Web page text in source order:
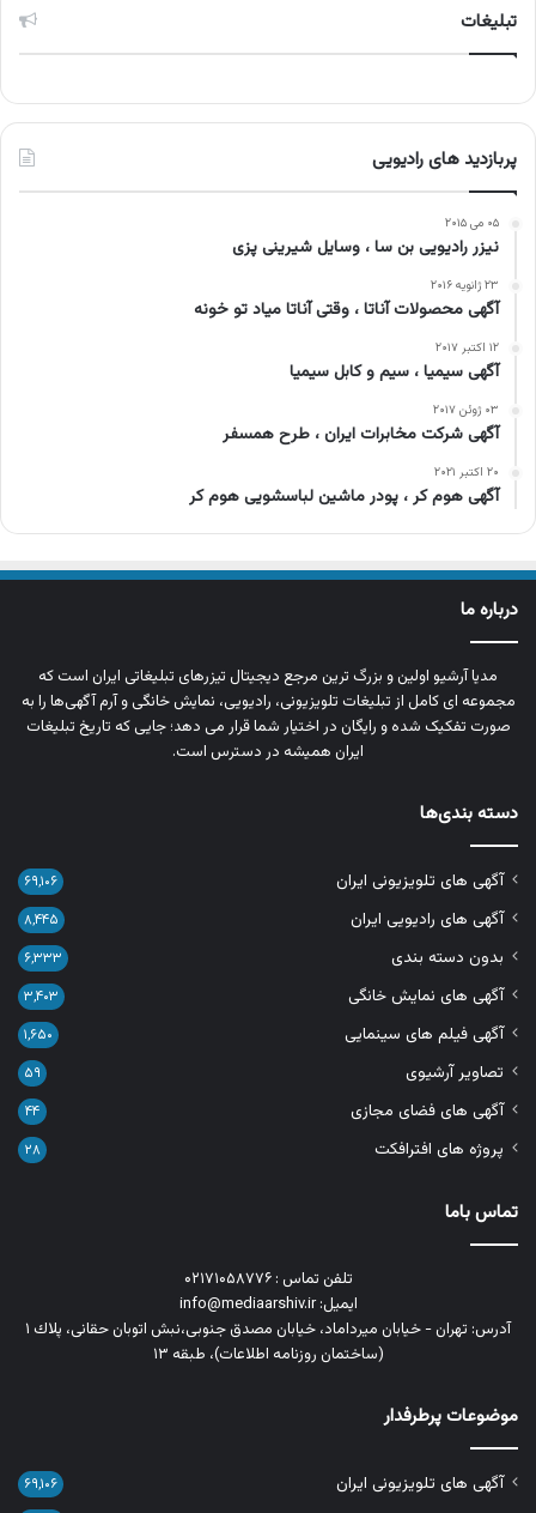
تبلیغات
پربازدید های رادیویی
۰۵ می ۲۰۱۵
نیزر رادیویی بن سا ، وسایل شیرینی پزی
۲۳ ژانویه ۲۰۱۶
آگهی محصولات آناتا ، وقتی آناتا میاد تو خونه
۱۲ اکتبر ۲۰۱۷
آگهی سیمیا ، سیم و کابل سیمیا
۰۳ ژوئن ۲۰۱۷
آگهی شرکت مخابرات ایران ، طرح همسفر
۲۰ اکتبر ۲۰۲۱
آگهی هوم کر ، پودر ماشین لباسشویی هوم کر
درباره ما
مدیا آرشیو اولین و بزرگ‌ ترین مرجع دیجیتال تیزرهای تبلیغاتی ایران است که
مجموعه‌ ای کامل از تبلیغات تلویزیونی، رادیویی، نمایش خانگی و آرم‌ آگهی‌ها را به‌
صورت تفکیک‌ شده و رایگان در اختیار شما قرار می‌ دهد؛ جایی که تاریخ تبلیغات
ایران همیشه در دسترس است.
دسته بندی‌ها
آگهی های تلویزیونی ایران ۶۹,۱۰۶
آگهی های رادیویی ایران ۸,۴۴۵
بدون دسته بندی ۶,۳۳۳
آگهی های نمایش خانگی ۳,۴۰۳
آگهی فیلم های سینمایی ۱,۶۵۰
تصاویر آرشیوی ۵۹
آگهی های فضای مجازی ۴۴
پروژه های افترافکت ۲۸
تماس باما
تلفن تماس : ۰۲۱۷۱۰۵۸۷۷۶
ایمیل: info@mediaarshiv.ir
آدرس: تهران - خیابان میرداماد، خیابان مصدق جنوبی،نبش اتوبان حقانی، پلاك ١
(ساختمان روزنامه اطلاعات)، طبقه ۱۳
موضوعات پرطرفدار
آگهی های تلویزیونی ایران ۶۹,۱۰۶